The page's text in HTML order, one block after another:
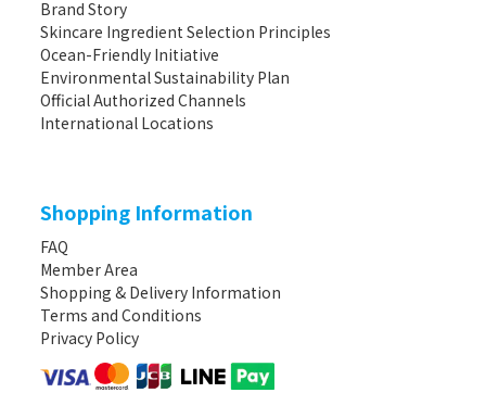
Brand Story
Skincare Ingredient Selection Principles
Ocean-Friendly Initiative
Environmental Sustainability Plan
Official Authorized Channels
International Locations
Shopping Information
FAQ
Member Area
Shopping & Delivery Information
Terms and Conditions
Privacy Policy